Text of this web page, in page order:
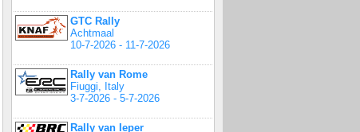
GTC Rally
Achtmaal
10-7-2026 - 11-7-2026
Rally van Rome
Fiuggi, Italy
3-7-2026 - 5-7-2026
Rally van Ieper